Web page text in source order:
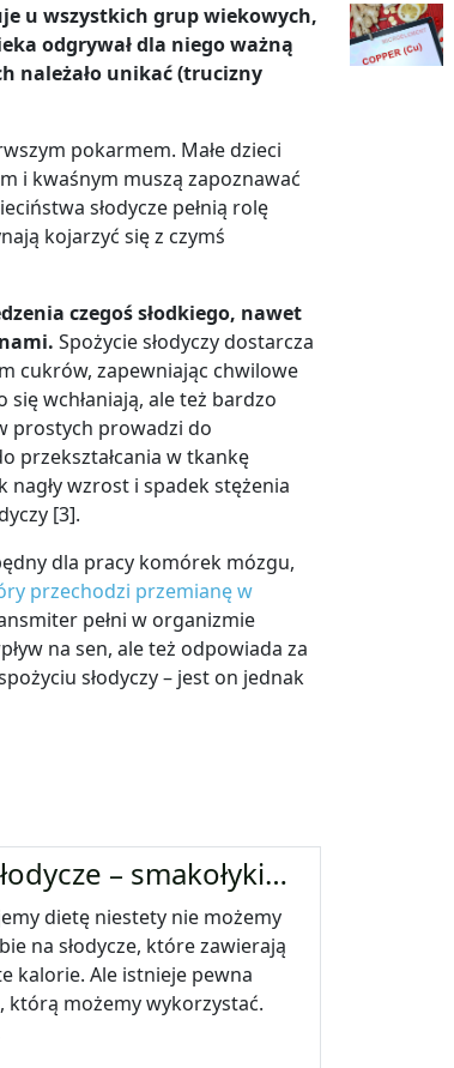
u wszystkich grup wiekowych,
odgrywał dla niego ważną
należało unikać (trucizny
pokarmem. Małe dzieci
i kwaśnym muszą zapoznawać
słodycze pełnią rolę
kojarzyć się z czymś
czegoś słodkiego, nawet
Spożycie słodyczy dostarcza
cukrów, zapewniając chwilowe
wchłaniają, ale też bardzo
prostych prowadzi do
przekształcania w tkankę
wzrost i spadek stężenia
[3].
dla pracy komórek mózgu,
przechodzi przemianę w
pełni w organizmie
na sen, ale też odpowiada za
słodyczy– jest on jednak
– smakołyki…
dietę niestety nie możemy
na słodycze, które zawierają
kalorie. Ale istnieje pewna
którą możemy wykorzystać.